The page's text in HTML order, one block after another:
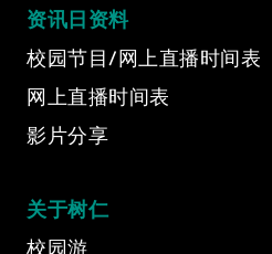
Video Title
Video category
资讯日资料
校园节目/网上直播时间表
网上直播时间表
影片分享
关于树仁